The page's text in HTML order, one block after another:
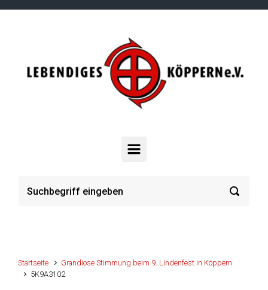
Zum Hauptinhalt springen
Startseite
Grandiose Stimmung beim 9. Lindenfest in Köppern
5K9A3102